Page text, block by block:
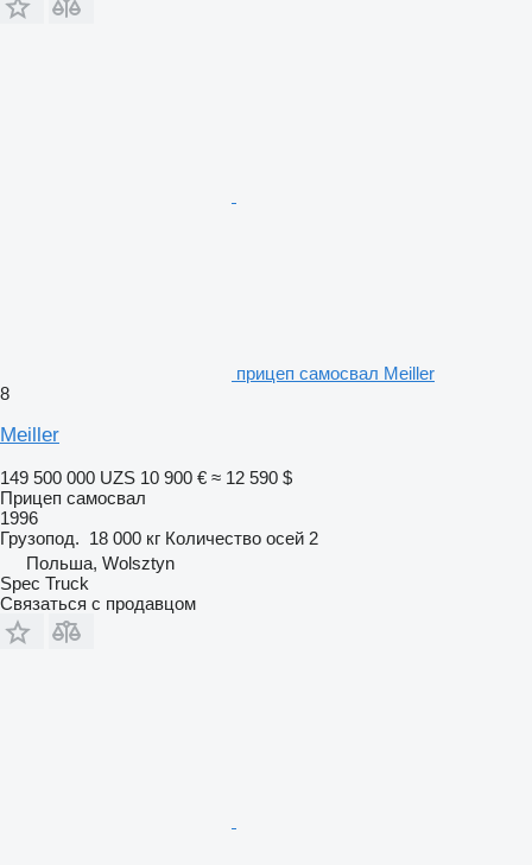
прицеп самосвал Meiller
8
Meiller
149 500 000 UZS 10 900 € ≈ 12 590 $
Прицеп самосвал
1996
Грузопод. 18 000 кг Количество осей 2
Польша, Wolsztyn
Spec Truck
Связаться с продавцом